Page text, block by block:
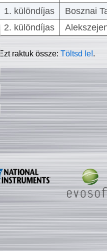
1. különdíjas
Bosznai
2. különdíjas
Ezt raktuk össze:Töltsd le!.